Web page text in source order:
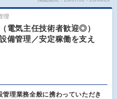
理
電気主任技術者歓迎◎）
備管理／安定稼働を支え
理業務全般に携わっていただき